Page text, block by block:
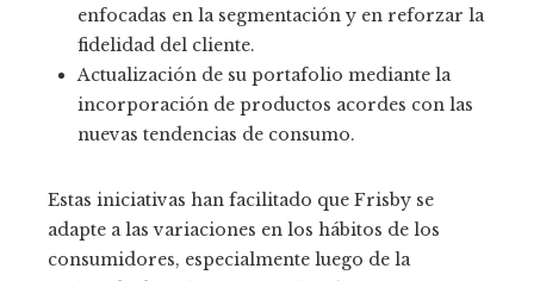
enfocadas en la segmentación y en reforzar la
fidelidad del cliente.
Actualización de su portafolio mediante la
incorporación de productos acordes con las
nuevas tendencias de consumo.
Estas iniciativas han facilitado que Frisby se
adapte a las variaciones en los hábitos de los
consumidores, especialmente luego de la